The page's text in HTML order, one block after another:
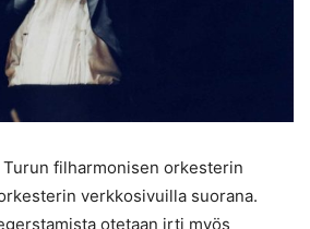
filharmonisen orkesterin
verkkosivuilla suorana.
otetaan irti myös